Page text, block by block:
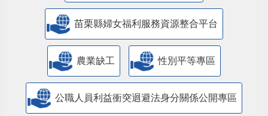
苗栗縣婦女福利服務資源整合平台
農業缺工 性別平等專區
公職人員利益衝突迴避法身分關係公開專區